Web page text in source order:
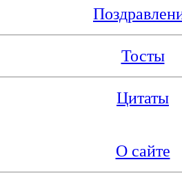
Тосты
Цитаты
О сайте